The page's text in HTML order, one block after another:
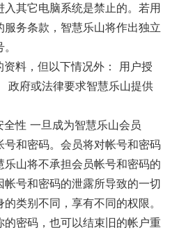
其它电脑系统是禁止的。若用
服务条款，智慧乐山将作出独立
料，但以下情况外： 用户授
政府或法律要求智慧乐山提供
性 一旦成为智慧乐山会员
号和密码。会员将对帐号和密码
山将不承担会员帐号和密码的
号和密码的泄露所导致的一切
类别不同，享有不同的权限。
密码，也可以结束旧的帐户重